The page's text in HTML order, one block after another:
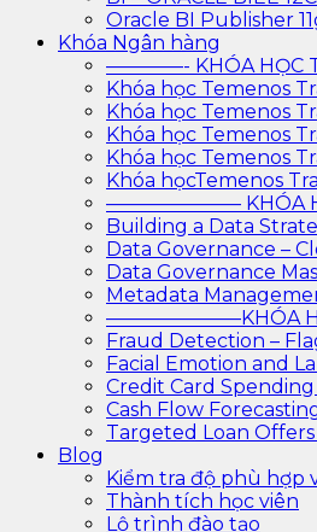
Oracle BI Publisher
Khóa Ngân hàng
————- KHÓA HỌC
Khóa học Temenos
Khóa học Temenos
Khóa học Temenos
Khóa học Temenos
Khóa họcTemenos
——————— KHÓA
Building a Data
Data Governance –
Data Governance
Metadata
———————KHÓA
Fraud Detection –
Facial Emotion and
Credit Card
Cash Flow
Targeted Loan
Blog
Kiểm tra độ phù hợp
Thành tích học viên
Lộ trình đào tạo